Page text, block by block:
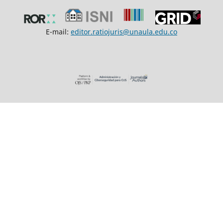
E-mail: editor.ratiojuris@unaula.edu.co